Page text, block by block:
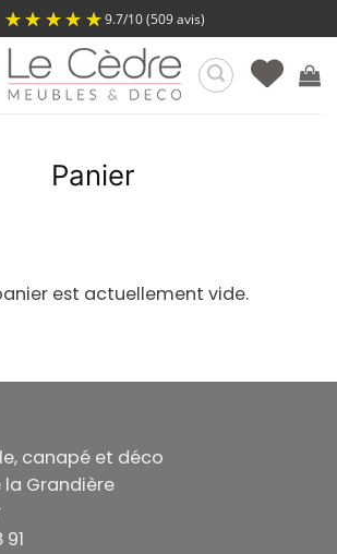
9.7/10(509 avis)
Panier
est actuellement vide.
canapé et déco
la Grandière